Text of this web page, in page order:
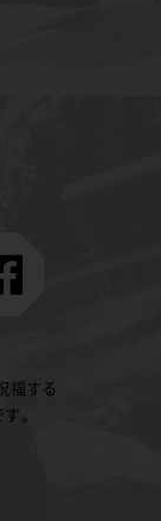
福する
。